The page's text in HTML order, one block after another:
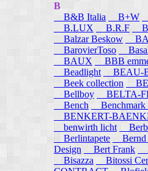
B
B&B Italia
B+W
B.LUX
B.R.F
Balzar Beskow
BarovierToso
BAUX
BBB
Beadlight
BEAU-
Beek collection
Bellboy
BELTA-
Bench
Benchmark
BENKERT-
benwirth licht
Berlintapete
Bernd
Design
Bert Frank
Bisazza
Bitossi